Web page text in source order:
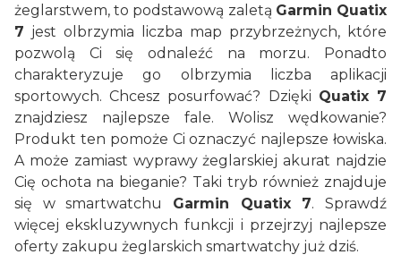
żeglarstwem, to podstawową zaletą Garmin Quatix
7 jest olbrzymia liczba map przybrzeżnych, które
pozwolą Ci się odnaleźć na morzu. Ponadto
charakteryzuje go olbrzymia liczba aplikacji
sportowych. Chcesz posurfować? Dzięki Quatix 7
znajdziesz najlepsze fale. Wolisz wędkowanie?
Produkt ten pomoże Ci oznaczyć najlepsze łowiska.
A może zamiast wyprawy żeglarskiej akurat najdzie
Cię ochota na bieganie? Taki tryb również znajduje
się w smartwatchu Garmin Quatix 7. Sprawdź
więcej ekskluzywnych funkcji i przejrzyj najlepsze
oferty zakupu żeglarskich smartwatchy już dziś.